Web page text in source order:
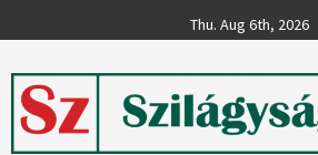
to
Thu. Aug 6th, 2026